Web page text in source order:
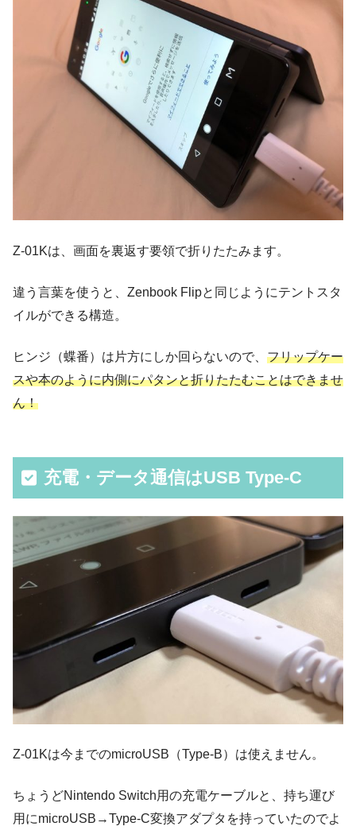
Z-01Kは、画面を裏返す要領で折りたたみます。
違う言葉を使うと、Zenbook Flipと同じようにテントスタ
イルができる構造。
ヒンジ（蝶番）は片方にしか回らないので、 フリップケー
スや本のように内側にパタンと折りたたむことはできませ
ん！
充電・データ通信はUSB Type-C
Z-01Kは今までのmicroUSB（Type-B）は使えません。
ちょうどNintendo Switch用の充電ケーブルと、持ち運び
用にmicroUSB→Type-C変換アダプタを持っていたのでよ